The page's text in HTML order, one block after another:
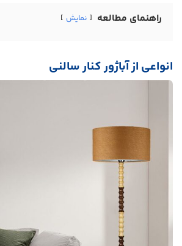
راهنمای مطالعه نمایش
انواعی از آباژور کنار سالنی